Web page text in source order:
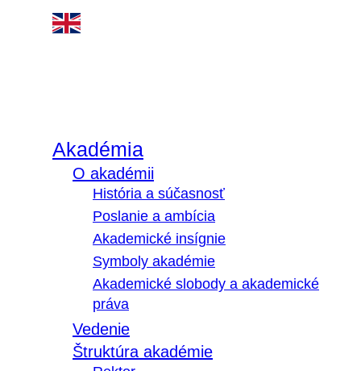
Akadémia
O akadémii
História a súčasnosť
Poslanie a ambícia
Akademické insígnie
Symboly akadémie
Akademické slobody a akademické
práva
Vedenie
Štruktúra akadémie